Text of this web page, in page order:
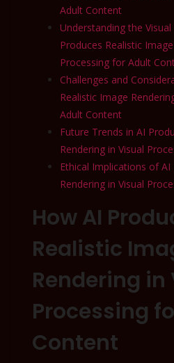
Adult Content
Understanding the
Produces Realistic
Processing for Adult
Challenges and
Realistic Image
Adult Content
Future Trends in AI
Rendering in Visual
Ethical Implications of
Rendering in Visual
How AI
Realistic
Rendering in
Processing
Content